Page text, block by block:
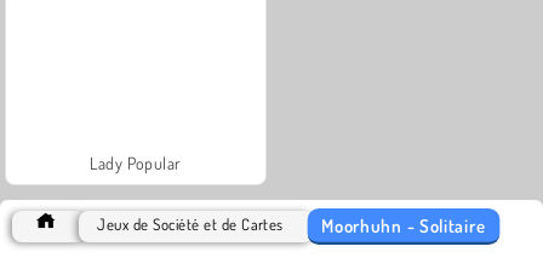
Lady Popular
Jeux de Société et de Cartes Moorhuhn - Solitaire